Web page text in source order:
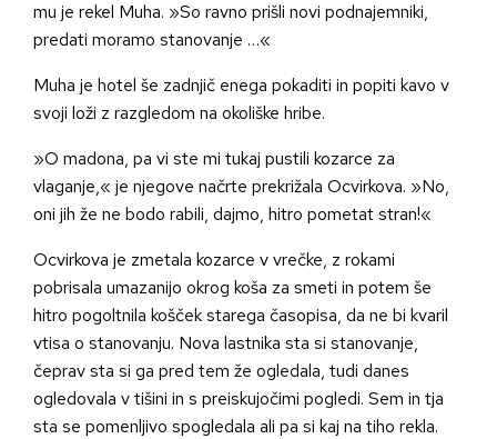
mu je rekel Muha. »So ravno prišli novi podnajemniki,
predati moramo stanovanje …«
Muha je hotel še zadnjič enega pokaditi in popiti kavo v
svoji loži z razgledom na okoliške hribe.
»O madona, pa vi ste mi tukaj pustili kozarce za
vlaganje,« je njegove načrte prekrižala Ocvirkova. »No,
oni jih že ne bodo rabili, dajmo, hitro pometat stran!«
Ocvirkova je zmetala kozarce v vrečke, z rokami
pobrisala umazanijo okrog koša za smeti in potem še
hitro pogoltnila košček starega časopisa, da ne bi kvaril
vtisa o stanovanju. Nova lastnika sta si stanovanje,
čeprav sta si ga pred tem že ogledala, tudi danes
ogledovala v tišini in s preiskujočimi pogledi. Sem in tja
sta se pomenljivo spogledala ali pa si kaj na tiho rekla.